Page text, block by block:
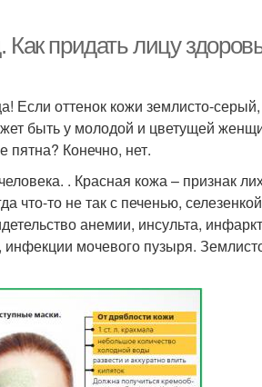
придать лицу
Если оттенок кожи землисто-
быть у молодой и цветущей
пятна? Конечно, нет.
. Красная кожа – признак
что-то не так с печенью,
анемии, инсульта,
мочевого пузыря.